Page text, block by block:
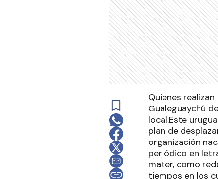
Quienes
Gualeguaychú
local.Este
plan de
organización
periódico en
mater, como
tiempos en los